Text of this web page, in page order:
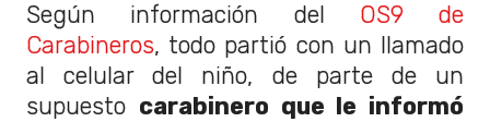
Según información del OS9 de
Carabineros, todo partió con un llamado
al celular del niño, de parte de un
supuesto carabinero que le informó